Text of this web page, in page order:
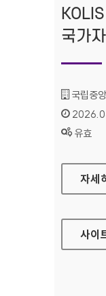
국가
기관명 :
국립중
인증기
상태 :
유효
자세
사이